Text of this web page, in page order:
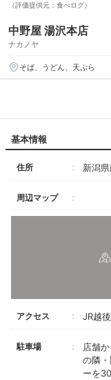
中野屋 湯沢本店
ナカノヤ
（評価提供元：食べログ）
そば、うどん、天ぷら
基本情報
住所 新潟
周辺マップ
アクセス JR越
駐車場
店舗
の隣
ーを